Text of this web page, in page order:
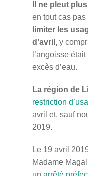
Il ne pleut
en tout cas pas
limiter les
d’avril,y
l’angoisse
excès d’eau.
La région de
restriction
avril et, sauf
2019.
Le 19 avril
Madame
un arrêté